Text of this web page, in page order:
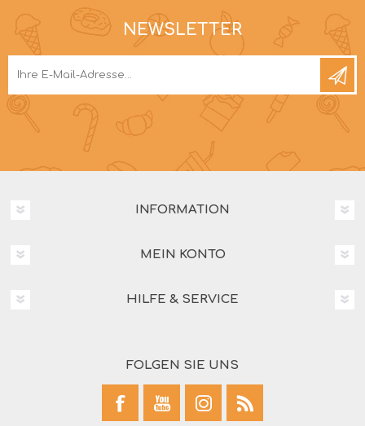
NEWSLETTER
INFORMATION
MEIN KONTO
HILFE & SERVICE
FOLGEN SIE UNS